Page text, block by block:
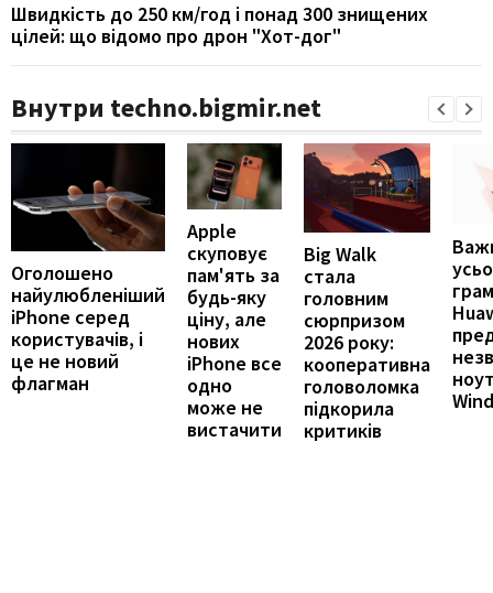
Швидкість до 250 км/год і понад 300 знищених
цілей: що відомо про дрон "Хот-дог"
Внутри techno.bigmir.net
Оголошено
найулюбленіший
iPhone серед
користувачів, і
це не новий
флагман
Apple
скуповує
пам'ять за
будь-яку
ціну, але
нових
iPhone все
одно
може не
вистачити
Big Walk
стала
головним
сюрпризом
2026 року:
кооперативна
головоломка
підкорила
критиків